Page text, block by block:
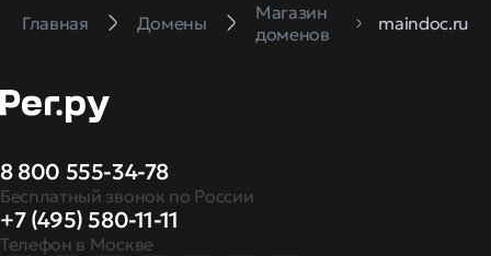
Главная Домены
Магазин
доменов
maindoc.ru
8 800 555-34-78
Бесплатный звонок по России
+7 (495) 580-11-11
Телефон в Москве